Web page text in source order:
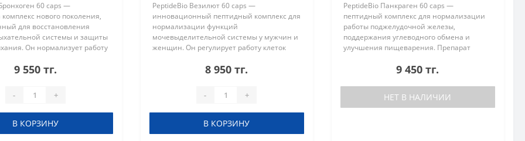
60 caps —
нового поколения,
для восстановления
системы и защиты
Он нормализует работу
воспалительные
9 550 тг.
- +
В КОРЗИНУ
PeptideBio Везилют 60 caps —
инновационный пептидный комплекс для
нормализации функций
мочевыделительной системы у мужчин и
женщин. Он регулирует работу клеток
улучшает их функционирование и
8 950 тг.
- +
В КОРЗИНУ
PeptideBio Панкраген 60 caps —
пептидный комплекс для нормализации
работы поджелудочной железы,
поддержания углеводного обмена и
улучшения пищеварения. Препарат
сахарного диабета 2 типа, облегчает
9 450 тг.
НЕТ В НАЛИЧИИ